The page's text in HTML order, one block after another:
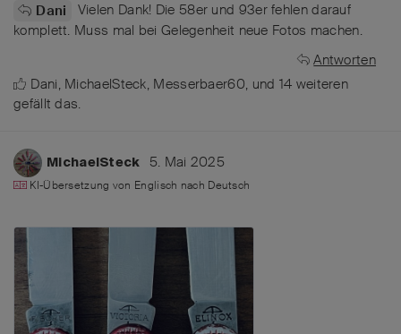
Dani
Vielen Dank! Die 58er und 93er fehlen darauf
komplett. Muss mal bei Gelegenheit neue Fotos machen.
Antworten
Dani, MichaelSteck, Messerbaer60, und 14 weiteren
gefällt das.
MichaelSteck 5. Mai 2025
KI-Übersetzung von Englisch nach Deutsch